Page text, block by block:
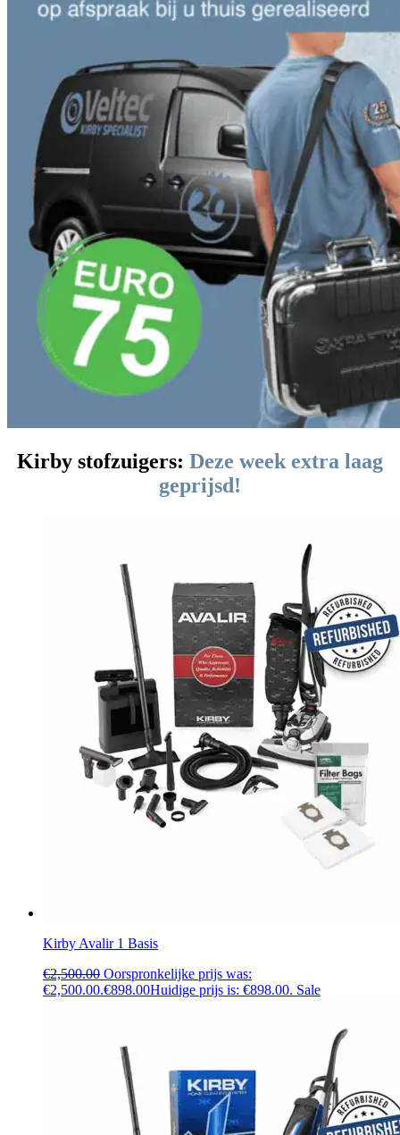
Kirby stofzuigers: Deze week extra laag
geprijsd!
Kirby Avalir 1 Basis
€2,500.00 Oorspronkelijke prijs was:
€2,500.00.€898.00Huidige prijs is: €898.00. Sale